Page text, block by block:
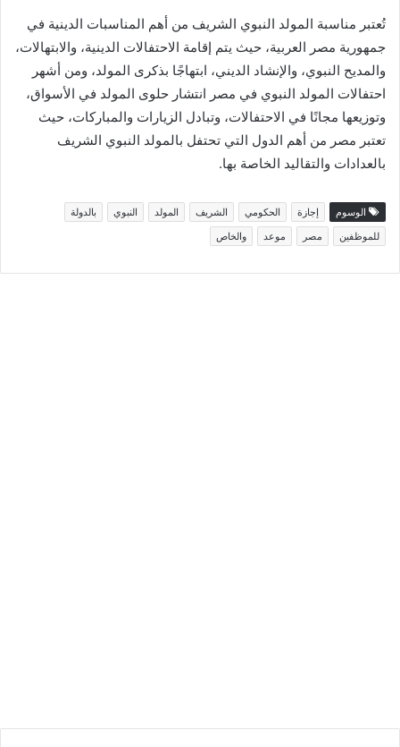
تُعتبر مناسبة المولد النبوي الشريف من أهم المناسبات الدينية في
جمهورية مصر العربية، حيث يتم إقامة الاحتفالات الدينية، والابتهالات،
والمديح النبوي، والإنشاد الديني، ابتهاجًا بذكرى المولد، ومن أشهر
احتفالات المولد النبوي في مصر انتشار حلوى المولد في الأسواق،
وتوزيعها مجانًا في الاحتفالات، وتبادل الزيارات والمباركات، حيث
تعتبر مصر من أهم الدول التي تحتفل بالمولد النبوي الشريف
بالعدادات والتقاليد الخاصة بها.
الوسوم إجازة الحكومي الشريف المولد النبوي
بالدولة
للموظفين
مصر موعد والخاص